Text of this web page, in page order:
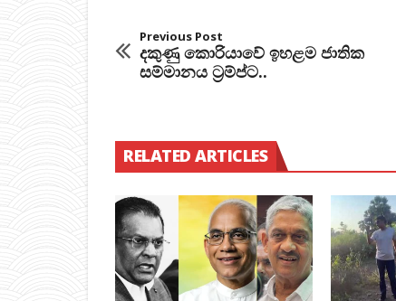
Previous Post
දකුණු කොරියාවේ ඉහළම ජාතික
සම්මානය ට්‍රම්ප්ට..
RELATED ARTICLES